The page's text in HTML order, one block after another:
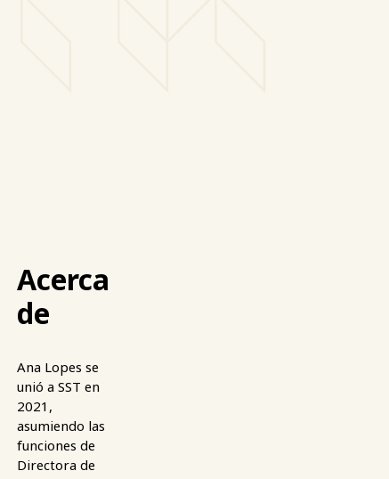
Acerca
de
Ana Lopes se
unió a SST en
2021,
asumiendo las
funciones de
Directora de